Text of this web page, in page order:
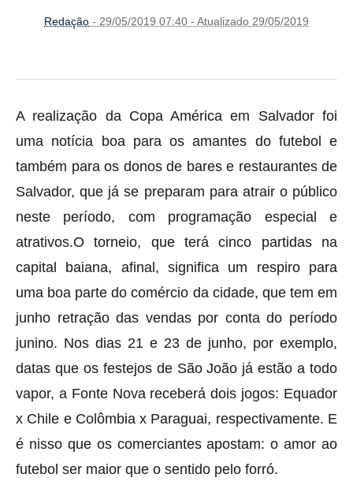
Redação - 29/05/2019 07:40 - Atualizado 29/05/2019
A realização da Copa América em Salvador foi
uma notícia boa para os amantes do futebol e
também para os donos de bares e restaurantes de
Salvador, que já se preparam para atrair o público
neste período, com programação especial e
atrativos.O torneio, que terá cinco partidas na
capital baiana, afinal, significa um respiro para
uma boa parte do comércio da cidade, que tem em
junho retração das vendas por conta do período
junino. Nos dias 21 e 23 de junho, por exemplo,
datas que os festejos de São João já estão a todo
vapor, a Fonte Nova receberá dois jogos: Equador
x Chile e Colômbia x Paraguai, respectivamente. E
é nisso que os comerciantes apostam: o amor ao
futebol ser maior que o sentido pelo forró.